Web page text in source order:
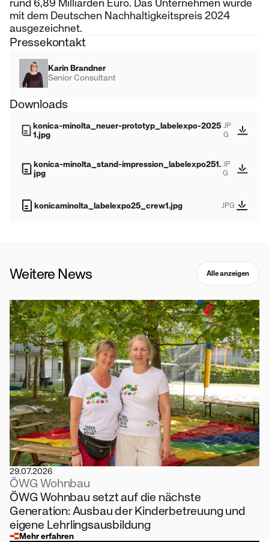
rund 6,89 Milliarden Euro. Das Unternehmen wurde
mit dem Deutschen Nachhaltigkeitspreis 2024
ausgezeichnet.
Pressekontakt
Karin Brandner
Senior Consultant
Downloads
konica-minolta_neuer-prototyp_labelexpo-2025
1.jpg
JP
G
konica-minolta_stand-impression_labelexpo251.
jpg
JP
G
konicaminolta_labelexpo25_crew1.jpg JPG
Weitere News Alle anzeigen
29.07.2026
ÖWG Wohnbau
ÖWG Wohnbau setzt auf die nächste
Generation: Ausbau der Kinderbetreuung und
eigene Lehrlingsausbildung
Mehr erfahren